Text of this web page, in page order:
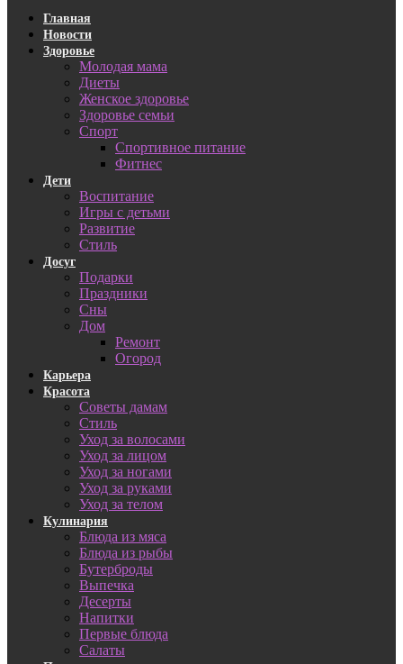
Главная
Новости
Здоровье
Молодая мама
Диеты
Женское здоровье
Здоровье семьи
Спорт
Спортивное питание
Фитнес
Дети
Воспитание
Игры с детьми
Развитие
Стиль
Досуг
Подарки
Праздники
Сны
Дом
Ремонт
Огород
Карьера
Красота
Советы дамам
Стиль
Уход за волосами
Уход за лицом
Уход за ногами
Уход за руками
Уход за телом
Кулинария
Блюда из мяса
Блюда из рыбы
Бутерброды
Выпечка
Десерты
Напитки
Первые блюда
Салаты